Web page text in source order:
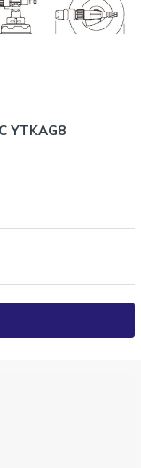
thể mua riêng (nếu
nối được với súng xịt
YTKAG8